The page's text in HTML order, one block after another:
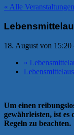
« Alle Veranstaltungen
18. August von 15:20
«
Um einen
gewährleisten, ist
Regeln zu beachten.